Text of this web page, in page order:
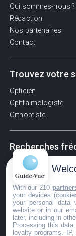
Qui sommes-nous ?
Rédaction
Nos partenaires
Contact
Trouvez votre
Opticien
Ophtalmologiste
Orthoptiste
Recherches
Pathologies adultes
Signes d'une
La vision
Acuité visuelle
Myosis / mydriase
Œdème oculaire
With our 210
your devices
your personal data
website or in our
later, including in
Processing this data
loyalty programs,